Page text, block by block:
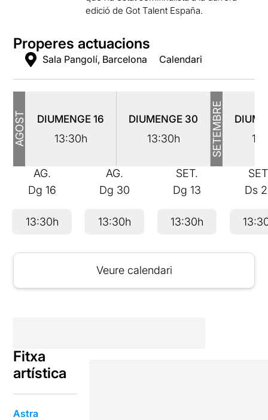
edició de Got Talent España.
Properes actuacions
Sala Pangolí, Barcelona Calendari
AGOST DIUMENGE16
13:30h
DIUMENGE 30
13:30h SETEMBRE
AG.
Dg 16
13:30h
AG.
Dg 30
13:30h
SET.
Dg 13
13:30h
Ds
Veure calendari
Fitxa
artística
Astra